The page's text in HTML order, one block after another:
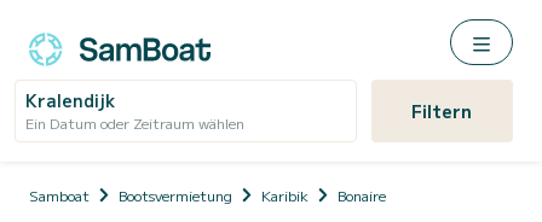
Kralendijk
Ein Datum oder Zeitraum wählen Filtern
Samboat Bootsvermietung Karibik Bonaire